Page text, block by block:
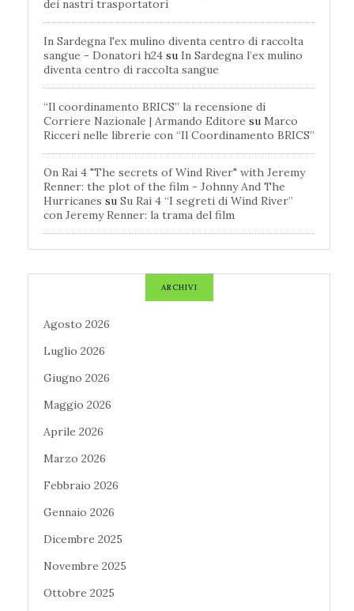
dei nastri trasportatori
In Sardegna l'ex mulino diventa centro di raccolta
sangue - Donatori h24 su In Sardegna l’ex mulino
diventa centro di raccolta sangue
“Il coordinamento BRICS” la recensione di
Corriere Nazionale | Armando Editore su Marco
Ricceri nelle librerie con “Il Coordinamento BRICS”
On Rai 4 "The secrets of Wind River" with Jeremy
Renner: the plot of the film - Johnny And The
Hurricanes su Su Rai 4 “I segreti di Wind River”
con Jeremy Renner: la trama del film
ARCHIVI
Agosto 2026
Luglio 2026
Giugno 2026
Maggio 2026
Aprile 2026
Marzo 2026
Febbraio 2026
Gennaio 2026
Dicembre 2025
Novembre 2025
Ottobre 2025